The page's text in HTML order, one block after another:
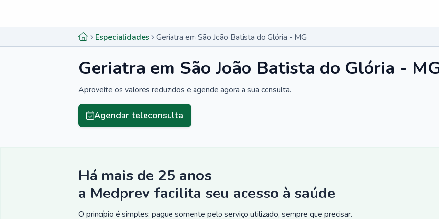
Especialidades Geriatra em São João Batista do Glória - MG
Geriatra em São João Batista do Glória -
Aproveite os valores reduzidos e agende agora a sua consulta.
Agendar teleconsulta
Há mais de 25 anos
a Medprev facilita seu acesso à saúde
O princípio é simples: pague somente pelo serviço utilizado, sempre que precisar.